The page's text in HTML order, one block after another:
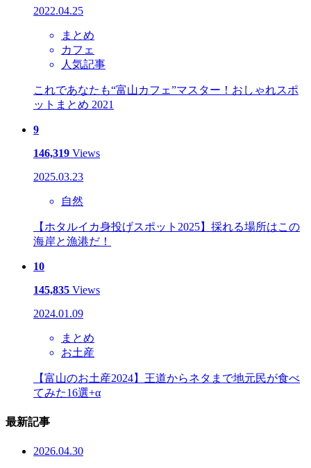
2022.04.25
まとめ
カフェ
人気記事
これであなたも“富山カフェ”マスター！おしゃれスポ
ットまとめ 2021
9
146,319 Views
2025.03.23
自然
【ホタルイカ身投げスポット2025】採れる場所はこの
海岸と漁港だ！
10
145,835 Views
2024.01.09
まとめ
お土産
【富山のお土産2024】王道からネタまで地元民が食べ
てみた16選+α
最新記事
2026.04.30